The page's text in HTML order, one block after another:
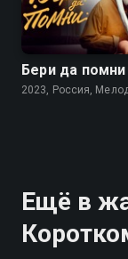
Бери да помни
2023, Россия,
Ещё в